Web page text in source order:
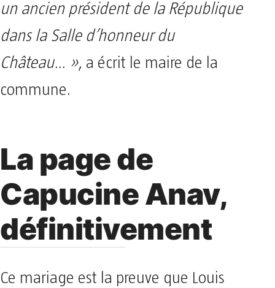
un ancien président de la République
dans la Salle d’honneur du
Château… », a écrit le maire de la
commune.
La page de
Capucine Anav,
définitivement
Ce mariage est la preuve que Louis